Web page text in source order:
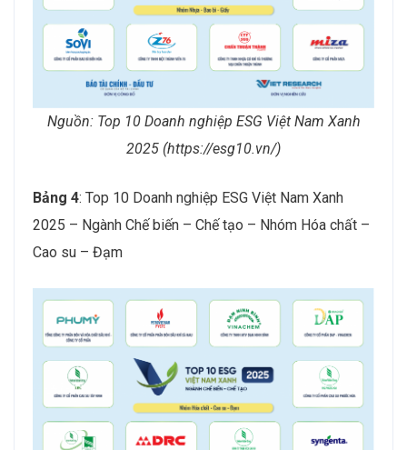
Nguồn: Top 10 Doanh nghiệp ESG Việt Nam Xanh
2025 (https://esg10.vn/)
Bảng 4: Top 10 Doanh nghiệp ESG Việt Nam Xanh
2025 – Ngành Chế biến – Chế tạo – Nhóm Hóa chất –
Cao su – Đạm